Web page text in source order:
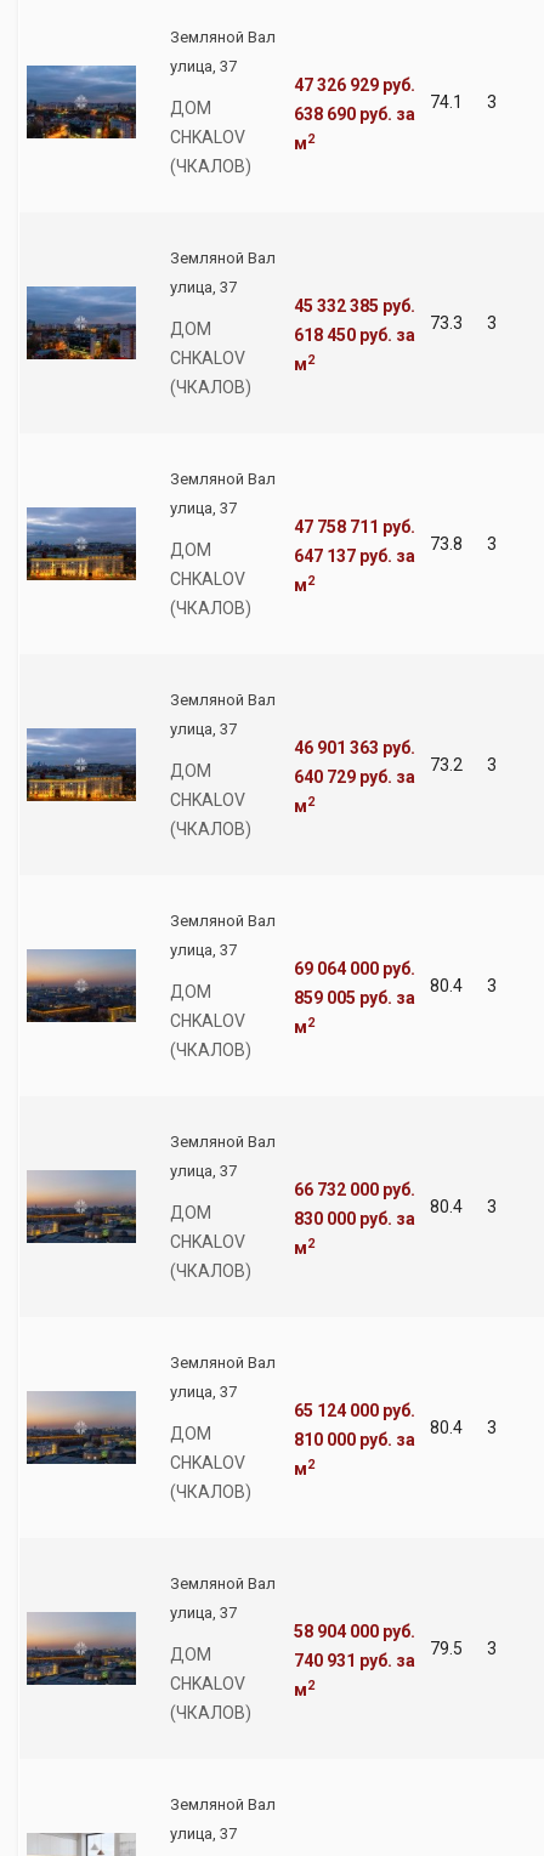
Земляной Вал
улица, 37
ДОМ
CHKALOV
(ЧКАЛОВ)
47 326 929 руб.
638 690 руб. за
м2
74.1 3
Земляной Вал
улица, 37
ДОМ
CHKALOV
(ЧКАЛОВ)
45 332 385 руб.
618 450 руб. за
м2
73.3 3
Земляной Вал
улица, 37
ДОМ
CHKALOV
(ЧКАЛОВ)
47 758 711 руб.
647 137 руб. за
м2
73.8 3
Земляной Вал
улица, 37
ДОМ
CHKALOV
(ЧКАЛОВ)
46 901 363 руб.
640 729 руб. за
м2
73.2 3
Земляной Вал
улица, 37
ДОМ
CHKALOV
(ЧКАЛОВ)
69 064 000 руб.
859 005 руб. за
м2
80.4 3
Земляной Вал
улица, 37
ДОМ
CHKALOV
(ЧКАЛОВ)
66 732 000 руб.
830 000 руб. за
м2
80.4 3
Земляной Вал
улица, 37
ДОМ
CHKALOV
(ЧКАЛОВ)
65 124 000 руб.
810 000 руб. за
м2
80.4 3
Земляной Вал
улица, 37
ДОМ
CHKALOV
(ЧКАЛОВ)
58 904 000 руб.
740 931 руб. за
м2
79.5 3
Земляной Вал
улица, 37